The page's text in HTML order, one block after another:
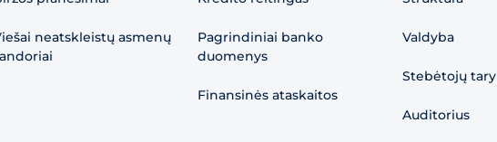
neatskleistų asmenų
Pagrindiniai banko
duomenys
Finansinės ataskaitos
Valdyba
Stebėtojų
Auditorius